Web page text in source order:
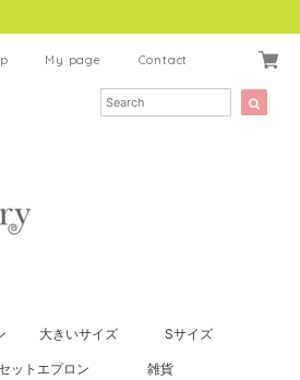
My page Contact
大きいサイズ Sサイズ
ットエプロン 雑貨